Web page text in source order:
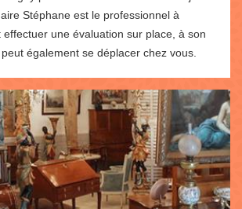
Stéphane est le professionnel à
effectuer une évaluation sur place, à son
également se déplacer chez vous.